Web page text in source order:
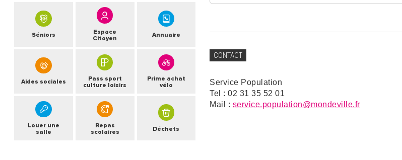
CONTACT
Service Population
Tel : 02 31 35 52 01
Mail : service.population@mondeville.fr
Séniors
Espace
Citoyen
Annuaire
Aides sociales
Pass sport
culture loisirs
Prime achat
vélo
Louer une
salle
Repas
scolaires
Déchets